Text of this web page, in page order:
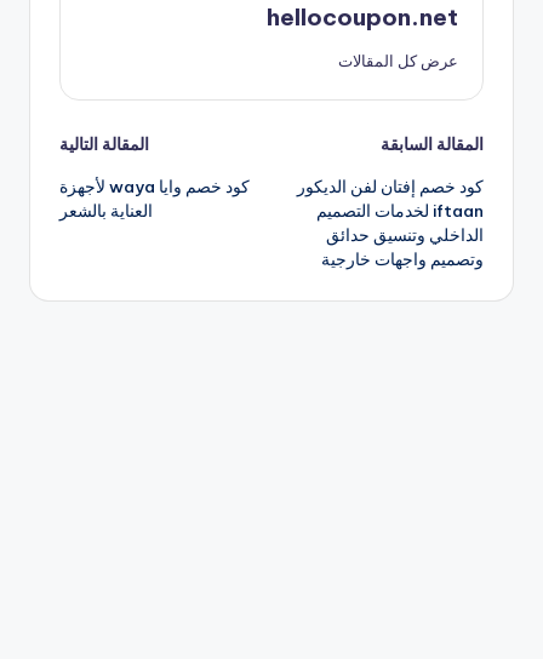
hellocoupon.net
عرض كل المقالات
تصفّح
المقالات
المقالة السابقة
كود خصم إفتان لفن الديكور
iftaan لخدمات التصميم
الداخلي وتنسيق حدائق
وتصميم واجهات خارجية
المقالة التالية
كود خصم وايا waya لأجهزة
العناية بالشعر